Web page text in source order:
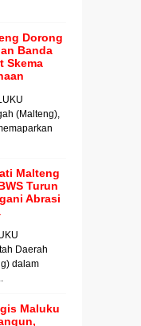
Dorong
Banda
Skema
(Malteng),
Malteng
Turun
Abrasi
Daerah
dalam
Maluku